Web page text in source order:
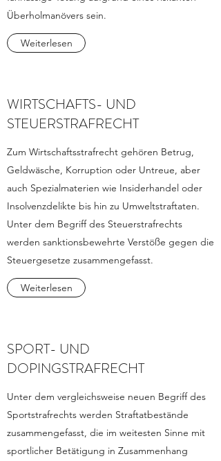
Überholmanövers sein.
Weiterlesen
WIRTSCHAFTS- UND
STEUERSTRAFRECHT
Zum Wirtschaftsstrafrecht gehören Betrug,
Geldwäsche, Korruption oder Untreue, aber
auch Spezialmaterien wie Insiderhandel oder
Insolvenzdelikte bis hin zu Umweltstraftaten.
Unter dem Begriff des Steuerstrafrechts
werden sanktionsbewehrte Verstöße gegen die
Steuergesetze zusammengefasst.
Weiterlesen
SPORT- UND
DOPINGSTRAFRECHT
Unter dem vergleichsweise neuen Begriff des
Sportstrafrechts werden Straftatbestände
zusammengefasst, die im weitesten Sinne mit
sportlicher Betätigung in Zusammenhang